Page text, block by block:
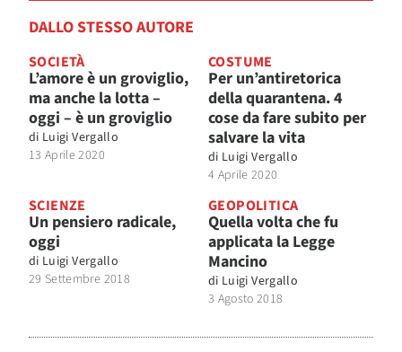
DALLO STESSO AUTORE
SOCIETÀ
L’amore è un groviglio,
ma anche la lotta –
oggi – è un groviglio
di Luigi Vergallo
13 Aprile 2020
COSTUME
Per un’antiretorica
della quarantena. 4
cose da fare subito per
salvare la vita
di Luigi Vergallo
4 Aprile 2020
SCIENZE
Un pensiero radicale,
oggi
di Luigi Vergallo
29 Settembre 2018
GEOPOLITICA
Quella volta che fu
applicata la Legge
Mancino
di Luigi Vergallo
3 Agosto 2018